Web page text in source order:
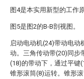
图4是本实用新型的工作
图5是图2的B-B剖视图。
启动电动机(24)带动电动
动。三角传动带(20)同步
(18)的带动下，通过平键
锥形滚筒(8)运转。锥形